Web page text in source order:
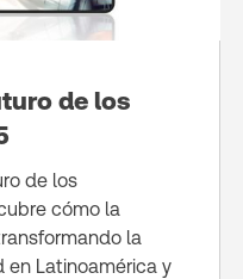
de los
de los
cómo la
la
Latinoamérica y